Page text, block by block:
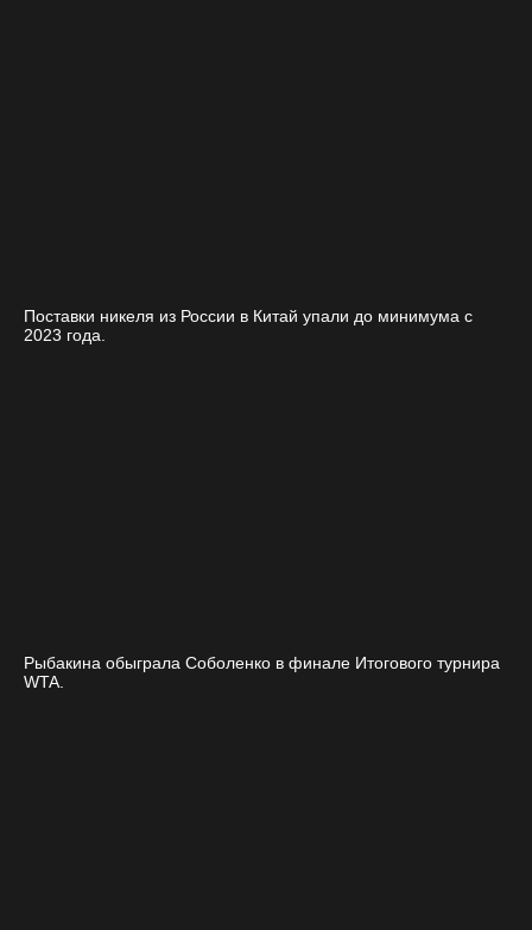
Поставки никеля из России в Китай упали до минимума с
2023 года.
Рыбакина обыграла Соболенко в финале Итогового турнира
WTA.